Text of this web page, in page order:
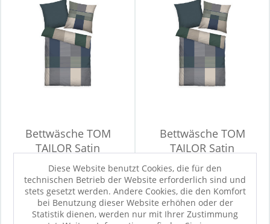
Bettwäsche TOM
TAILOR Satin
Sofort verfügbar
34,90 €
Bettwäsche TOM
TAILOR Satin
Sofort verfügbar
69,90 €
Diese Website benutzt Cookies, die für den
technischen Betrieb der Website erforderlich sind und
stets gesetzt werden. Andere Cookies, die den Komfort
bei Benutzung dieser Website erhöhen oder der
Statistik dienen, werden nur mit Ihrer Zustimmung